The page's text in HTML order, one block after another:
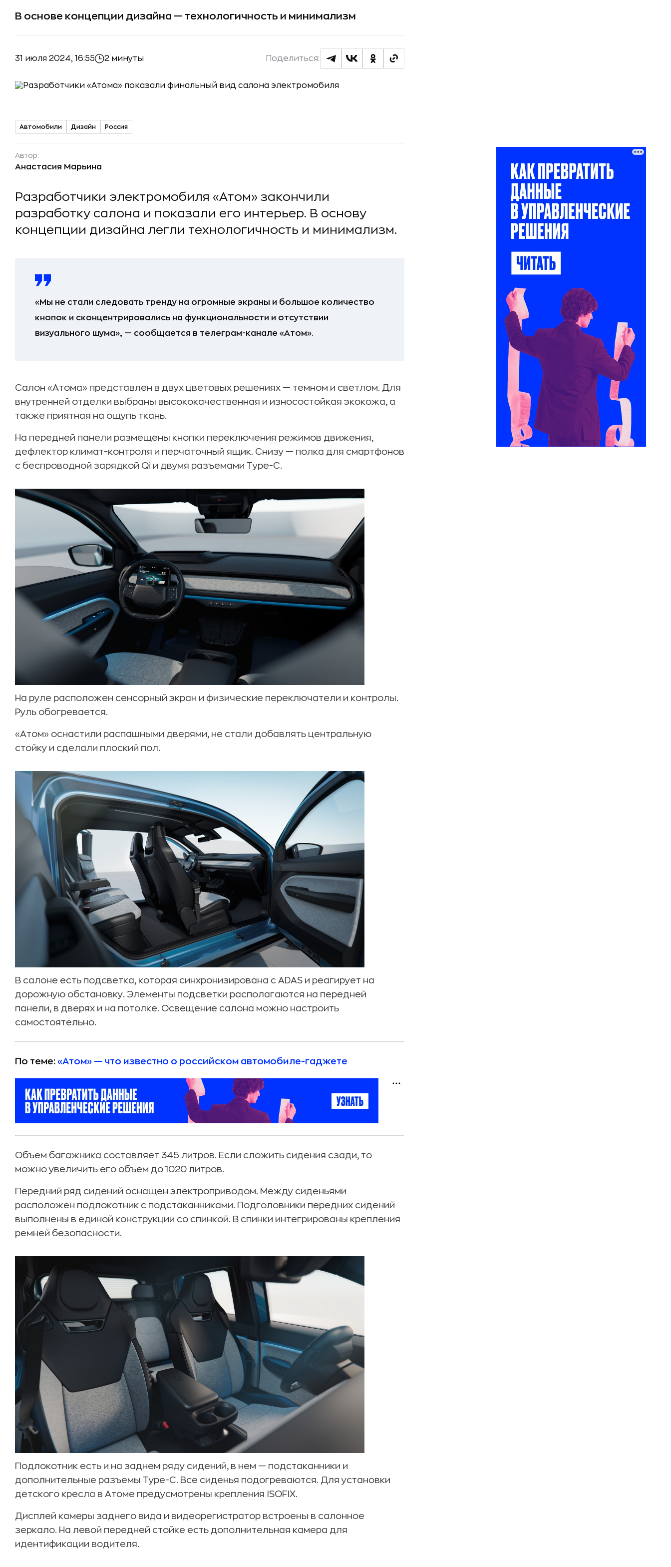
В основе концепции дизайна — технологичность и минимализм
31 июля 2024, 16:55 2 минуты Поделиться:
Автомобили Дизайн Россия
Автор:
Анастасия Марьина
Разработчики электромобиля «Атом» закончили
разработку салона и показали его интерьер. В основу
концепции дизайна легли технологичность и минимализм.
«Мы не стали следовать тренду на огромные экраны и большое количество
кнопок и сконцентрировались на функциональности и отсутствии
визуального шума», — сообщается в телеграм-канале «Атом».
Салон «Атома» представлен в двух цветовых решениях — темном и светлом. Для
внутренней отделки выбраны высококачественная и износостойкая экокожа, а
также приятная на ощупь ткань.
На передней панели размещены кнопки переключения режимов движения,
дефлектор климат-контроля и перчаточный ящик. Снизу — полка для смартфонов
с беспроводной зарядкой Qi и двумя разъемами Type-C.
На руле расположен сенсорный экран и физические переключатели и контролы.
Руль обогревается.
«Атом» оснастили распашными дверями, не стали добавлять центральную
стойку и сделали плоский пол.
В салоне есть подсветка, которая синхронизирована с ADAS и реагирует на
дорожную обстановку. Элементы подсветки располагаются на передней
панели, в дверях и на потолке. Освещение салона можно настроить
самостоятельно.
По теме: «Атом» — что известно о российском автомобиле-гаджете
Объем багажника составляет 345 литров. Если сложить сидения сзади, то
можно увеличить его объем до 1020 литров.
Передний ряд сидений оснащен электроприводом. Между сиденьями
расположен подлокотник с подстаканниками. Подголовники передних сидений
выполнены в единой конструкции со спинкой. В спинки интегрированы крепления
ремней безопасности.
Подлокотник есть и на заднем ряду сидений, в нем — подстаканники и
дополнительные разъемы Type-C. Все сиденья подогреваются. Для установки
детского кресла в Атоме предусмотрены крепления ISOFIX.
Дисплей камеры заднего вида и видеорегистратор встроены в салонное
зеркало. На левой передней стойке есть дополнительная камера для
идентификации водителя.